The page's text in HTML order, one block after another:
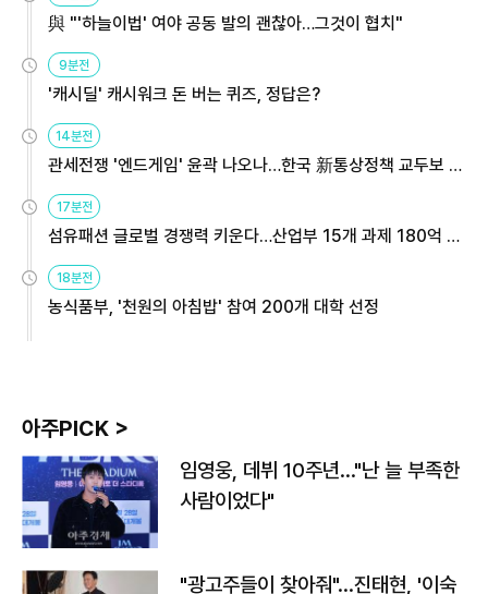
與 "'하늘이법' 여야 공동 발의 괜찮아…그것이 협치"
9분전
'캐시딜' 캐시워크 돈 버는 퀴즈, 정답은?
14분전
관세전쟁 '엔드게임' 윤곽 나오나…한국 新통상정책 교두보 활
용해야
17분전
섬유패션 글로벌 경쟁력 키운다…산업부 15개 과제 180억 지
원
18분전
농식품부, '천원의 아침밥' 참여 200개 대학 선정
아주PICK >
임영웅, 데뷔 10주년…"난 늘 부족한
사람이었다"
"광고주들이 찾아줘"…진태현, '이숙